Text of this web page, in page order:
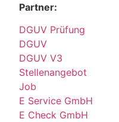
Partner:
DGUV Prüfung
DGUV
DGUV V3
Stellenangebot
Job
E Service GmbH
E Check GmbH